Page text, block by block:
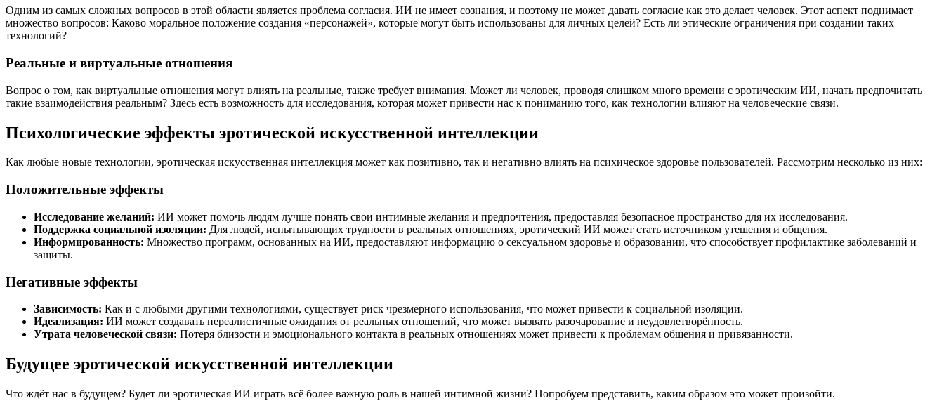
Одним из самых сложных вопросов в этой области является проблема согласия. ИИ не имеет сознания, и поэтому не может давать согласие как это делает человек. Этот аспект поднимает
множество вопросов: Каково моральное положение создания «персонажей», которые могут быть использованы для личных целей? Есть ли этические ограничения при создании таких
технологий?
Реальные и виртуальные отношения
Вопрос о том, как виртуальные отношения могут влиять на реальные, также требует внимания. Может ли человек, проводя слишком много времени с эротическим ИИ, начать предпочитать
такие взаимодействия реальным? Здесь есть возможность для исследования, которая может привести нас к пониманию того, как технологии влияют на человеческие связи.
Психологические эффекты эротической искусственной интеллекции
Как любые новые технологии, эротическая искусственная интеллекция может как позитивно, так и негативно влиять на психическое здоровье пользователей. Рассмотрим несколько из них:
Положительные эффекты
Исследование желаний: ИИ может помочь людям лучше понять свои интимные желания и предпочтения, предоставляя безопасное пространство для их исследования.
Поддержка социальной изоляции: Для людей, испытывающих трудности в реальных отношениях, эротический ИИ может стать источником утешения и общения.
Информированность: Множество программ, основанных на ИИ, предоставляют информацию о сексуальном здоровье и образовании, что способствует профилактике заболеваний и
защиты.
Негативные эффекты
Зависимость: Как и с любыми другими технологиями, существует риск чрезмерного использования, что может привести к социальной изоляции.
Идеализация: ИИ может создавать нереалистичные ожидания от реальных отношений, что может вызвать разочарование и неудовлетворённость.
Утрата человеческой связи: Потеря близости и эмоционального контакта в реальных отношениях может привести к проблемам общения и привязанности.
Будущее эротической искусственной интеллекции
Что ждёт нас в будущем? Будет ли эротическая ИИ играть всё более важную роль в нашей интимной жизни? Попробуем представить, каким образом это может произойти.